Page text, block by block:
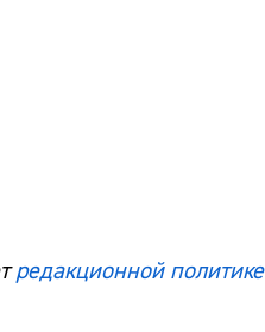
редакционной политике